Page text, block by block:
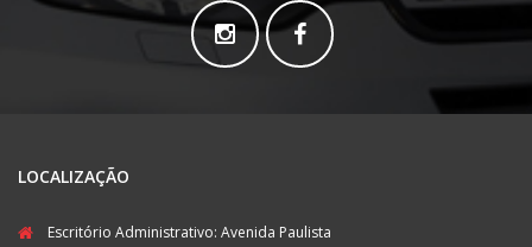
LOCALIZAÇÃO
Escritório Administrativo: Avenida Paulista